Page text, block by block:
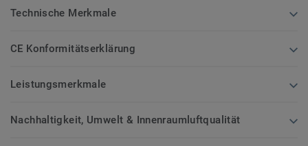
Technische Merkmale
CE Konformitätserklärung
Leistungsmerkmale
Nachhaltigkeit, Umwelt & Innenraumluftqualität